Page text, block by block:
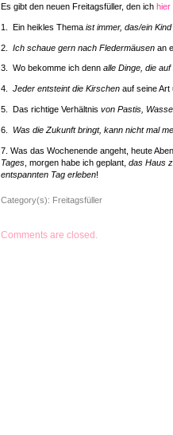
06-
Es gibt den neuen Freitagsfüller, den ich hier
1. Ein heikles Thema ist immer, das/ein
2. Ich schaue gern nach Fledermäusen an
3. Wo bekomme ich denn alle Dinge, die
4. Jeder entsteint die Kirschen auf seine Art
5. Das richtige Verhältnis von Pastis,
6. Was die Zukunft bringt, kann nicht mal
7. Was das Wochenende angeht, heute
Tages , morgen habe ich geplant, das Haus
entspannten Tag erleben!
Category(s): Freitagsfüller
Comments are closed.